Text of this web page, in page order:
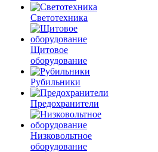
Светотехника
Щитовое
оборудование
Рубильники
Предохранители
Низковольтное
оборудование